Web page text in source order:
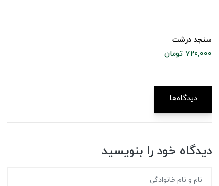
سنجد درشت
720,000 تومان
دیدگاه‌ها
دیدگاه خود را بنویسید